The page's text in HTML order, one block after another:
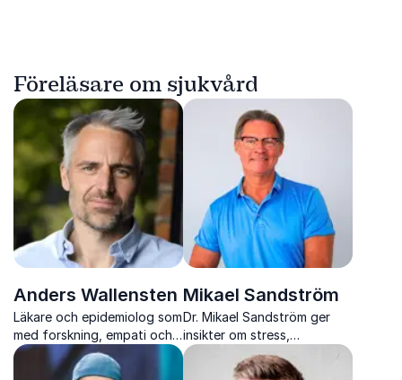
Föreläsare om sjukvård
Anders Wallensten
Läkare och epidemiolog som
med forskning, empati och
klarhet visar hur små
förändringar kan ge bättre
Mikael Sandström
Dr. Mikael Sandström ger
insikter om stress,
akutsjukvård och hur vi
presterar när det verkligen